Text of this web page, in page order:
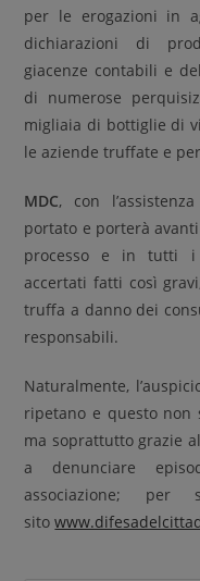
per le erogazioni in
dichiarazioni di
giacenze contabili e
di numerose
migliaia di bottiglie di
le aziende truffate e
MDC, con l’assistenza
portato e porterà
processo e in tutti i
accertati fatti così
truffa a danno dei
responsabili.
Naturalmente,
ripetano e questo non
ma soprattutto grazie
a denunciare
associazione;
sito